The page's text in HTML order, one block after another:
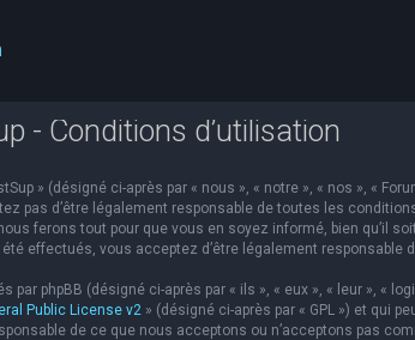
- Conditions d’utilisation
» (désigné ci-après par « nous », « notre », « nos », «
pas d’être légalement responsable de toutes les
ferons tout pour que vous en soyez informé, bien qu’il
effectués, vous acceptez d’être légalement
par phpBB (désigné ci-après par « ils », « eux », « leur », «
Public License v2 » (désigné ci-après par « GPL ») et qui
de ce que nous acceptons ou n’acceptons pas